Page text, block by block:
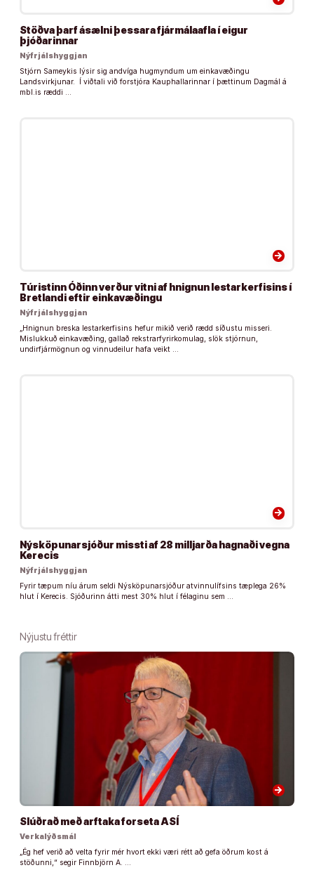
Stöðva þarf ásælni þessara fjármálaafla í eigur
þjóðarinnar
Nýfrjálshyggjan
Stjórn Sameykis lýsir sig andvíga hugmyndum um einkavæðingu
Landsvirkjunar. Í viðtali við forstjóra Kauphallarinnar í þættinum Dagmál á
mbl.is ræddi …
arrow_forward
Túristinn Óðinn verður vitni af hnignun lestarkerfisins í
Bretlandi eftir einkavæðingu
Nýfrjálshyggjan
„Hnignun breska lestarkerfisins hefur mikið verið rædd síðustu misseri.
Mislukkuð einkavæðing, gallað rekstrarfyrirkomulag, slök stjórnun,
undirfjármögnun og vinnudeilur hafa veikt …
arrow_forward
Nýsköpunarsjóður missti af 28 milljarða hagnaði vegna
Kerecis
Nýfrjálshyggjan
Fyrir tæpum níu árum seldi Nýsköpunarsjóður atvinnulífsins tæplega 26%
hlut í Kerecis. Sjóðurinn átti mest 30% hlut í félaginu sem …
Nýjustu fréttir
arrow_forward
Slúðrað með arftaka forseta ASÍ
Verkalýðsmál
„Ég hef verið að velta fyrir mér hvort ekki væri rétt að gefa öðrum kost á
stöðunni,“ segir Finnbjörn A. …